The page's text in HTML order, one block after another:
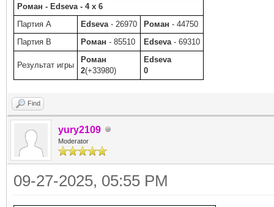
Роман - Edseva - 4 x 6
Партия A
Edseva - 26970 Роман - 44750
Партия B
Роман - 85510 Edseva - 69310
Результат игры
Роман
2(+33980)
Edseva
0
Find
yury2109
Moderator
09-27-2025, 05:55 PM